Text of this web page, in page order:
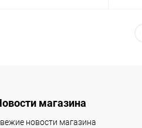
магазина
новости магазина